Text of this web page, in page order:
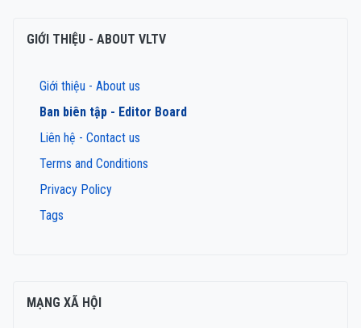
GIỚI THIỆU - ABOUT VLTV
Giới thiệu - About us
Ban biên tập - Editor Board
Liên hệ - Contact us
Terms and Conditions
Privacy Policy
Tags
MẠNG XÃ HỘI